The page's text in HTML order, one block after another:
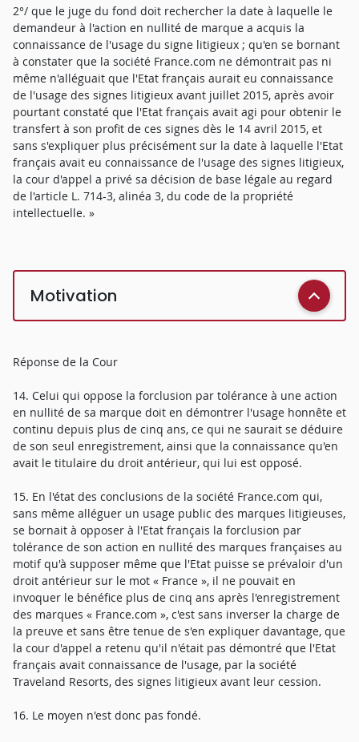
2°/ que le juge du fond doit rechercher la date à laquelle le
demandeur à l'action en nullité de marque a acquis la
connaissance de l'usage du signe litigieux ; qu'en se bornant
à constater que la société France.com ne démontrait pas ni
même n'alléguait que l'Etat français aurait eu connaissance
de l'usage des signes litigieux avant juillet 2015, après avoir
pourtant constaté que l'Etat français avait agi pour obtenir le
transfert à son profit de ces signes dès le 14 avril 2015, et
sans s'expliquer plus précisément sur la date à laquelle l'Etat
français avait eu connaissance de l'usage des signes litigieux,
la cour d'appel a privé sa décision de base légale au regard
de l'article L. 714-3, alinéa 3, du code de la propriété
intellectuelle. »
Motivation
Réponse de la Cour
14. Celui qui oppose la forclusion par tolérance à une action
en nullité de sa marque doit en démontrer l'usage honnête et
continu depuis plus de cinq ans, ce qui ne saurait se déduire
de son seul enregistrement, ainsi que la connaissance qu'en
avait le titulaire du droit antérieur, qui lui est opposé.
15. En l'état des conclusions de la société France.com qui,
sans même alléguer un usage public des marques litigieuses,
se bornait à opposer à l'Etat français la forclusion par
tolérance de son action en nullité des marques françaises au
motif qu'à supposer même que l'Etat puisse se prévaloir d'un
droit antérieur sur le mot « France », il ne pouvait en
invoquer le bénéfice plus de cinq ans après l'enregistrement
des marques « France.com », c'est sans inverser la charge de
la preuve et sans être tenue de s'en expliquer davantage, que
la cour d'appel a retenu qu'il n'était pas démontré que l'Etat
français avait connaissance de l'usage, par la société
Traveland Resorts, des signes litigieux avant leur cession.
16. Le moyen n'est donc pas fondé.